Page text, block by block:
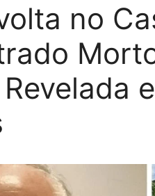
no